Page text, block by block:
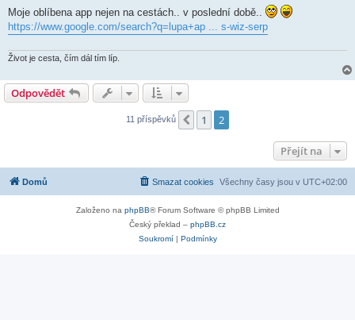
í
s
p
ě
e
Moje oblíbena app nejen na cestách.. v poslední době..
https://www.google.com/search?q=lupa+ap ... s-wiz-serp
Život je cesta, čím dál tím líp.
Odpovědět
11 příspěvků Předchozí
1 2
Přejít na
Domů Všechny časy jsou v UTC+02:00
Smazat cookies
Založeno na phpBB® Forum Software © phpBB Limited
Český překlad – phpBB.cz
Soukromí| Podmínky